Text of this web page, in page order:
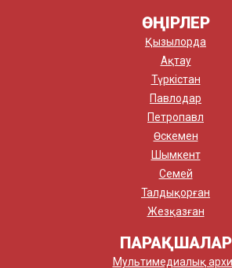
ӨҢІРЛЕР
Қызылорда
Ақтау
Түркістан
Павлодар
Петропавл
Өскемен
Шымкент
Семей
Талдықорған
Жезқазған
ПАРАҚШАЛАР
Мультимедиалық